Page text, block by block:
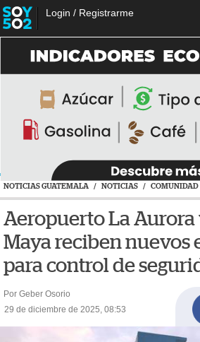
Login / Registrarme
NOTICIAS GUATEMALA / NOTICIAS / COMUNIDAD
Aeropuerto La
Maya reciben nuevos
para control de
Por Geber Osorio
29 de diciembre de 2025, 08:53